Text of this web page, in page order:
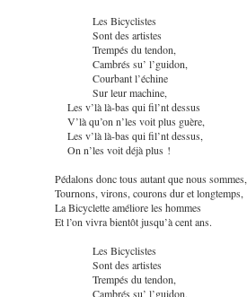
Les Bicyclistes
Sont des artistes
Trempés du tendon,
Cambrés su’ l’guidon,
Courbant l’échine
Sur leur machine,
Les v’là là-bas qui fil’nt dessus
V’là qu’on n’les voit plus guère,
Les v’là là-bas qui fil’nt dessus,
On n’les voit déjà plus !
Pédalons donc tous autant que nous sommes,
Tournons, virons, courons dur et longtemps,
La Bicyclette améliore les hommes
Et l’on vivra bientôt jusqu’à cent ans.
Les Bicyclistes
Sont des artistes
Trempés du tendon,
Cambrés su’ l’guidon,